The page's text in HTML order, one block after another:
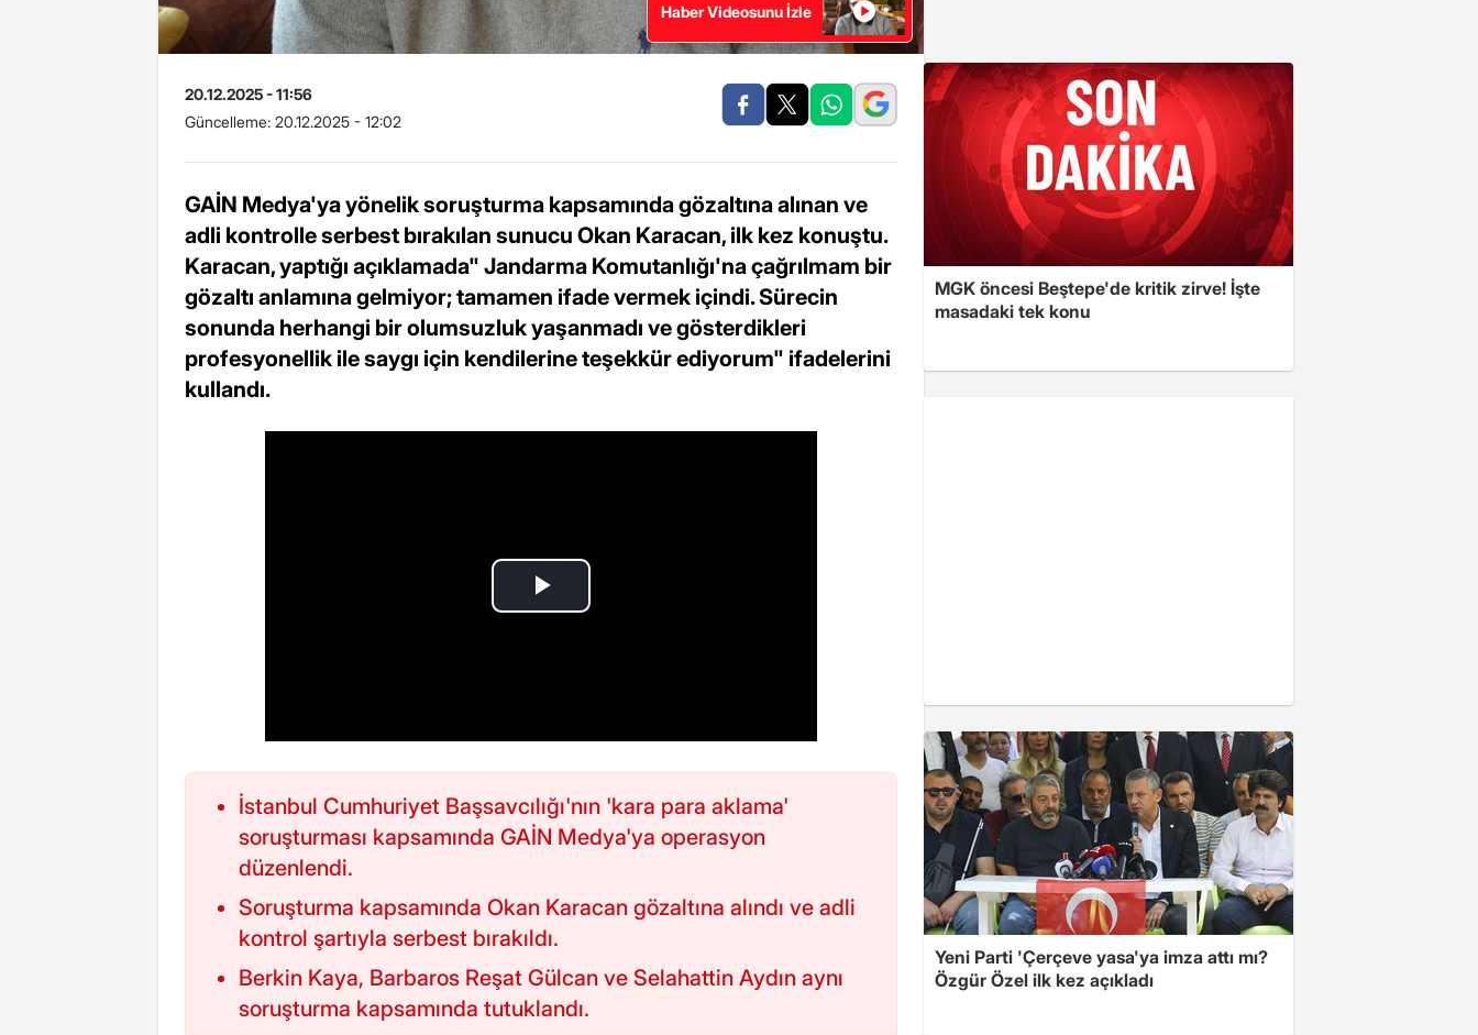
Haber Videosunu İzle
20.12.2025 - 11:56
Güncelleme: 20.12.2025 - 12:02
GAİN Medya'ya yönelik soruşturma kapsamında gözaltına alınan ve
adli kontrolle serbest bırakılan sunucu Okan Karacan, ilk kez konuştu.
Karacan, yaptığı açıklamada" Jandarma Komutanlığı'na çağrılmam bir
gözaltı anlamına gelmiyor; tamamen ifade vermek içindi. Sürecin
sonunda herhangi bir olumsuzluk yaşanmadı ve gösterdikleri
profesyonellik ile saygı için kendilerine teşekkür ediyorum" ifadelerini
kullandı.
İstanbul Cumhuriyet Başsavcılığı'nın 'kara para aklama'
soruşturması kapsamında GAİN Medya'ya operasyon
düzenlendi.
Soruşturma kapsamında Okan Karacan gözaltına alındı ve adli
kontrol şartıyla serbest bırakıldı.
Berkin Kaya, Barbaros Reşat Gülcan ve Selahattin Aydın aynı
soruşturma kapsamında tutuklandı.
MGK öncesi Beştepe'de kritik zirve! İşte
masadaki tek konu
Yeni Parti 'Çerçeve yasa'ya imza attı mı?
Özgür Özel ilk kez açıkladı